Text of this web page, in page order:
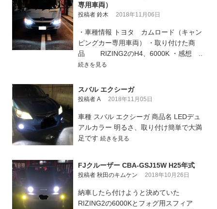
専用車両）
投稿者 鈴木 2018年11月06日
・車種情報 トヨタ カムロード（キャン
ピングカー専用車両） ・取り付けた商
品 RIZING2のH4、6000K ・感想 ..
続きを見る
スバル エクシーガ
投稿者 A 2018年11月05日
車種 スバル エクシーガ 商品名 LEDデュ
アルカラー 明るさ、取り付け簡単で大満
足です 続きを見る
FJクルーザー CBA-GSJ15W H25年式
投稿者 秋田のキムケン 2018年10月26日
納車したら付けようと決めていた
RIZING2の6000Kとフォグ用スフィア